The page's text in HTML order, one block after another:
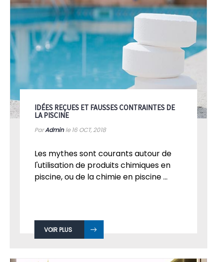
IDÉES REÇUES ET FAUSSES CONTRAINTES DE
LA PISCINE
ParAdminle 16 OCT, 2018
Les mythes sont courants autour de
l'utilisation de produits chimiques en
piscine, ou de la chimie en piscine ...
VOIR PLUS